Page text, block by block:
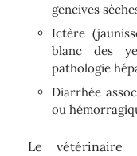
gencives
Ictère
blanc des
pathologie
Diarrhée
ou
Le vétérinaire